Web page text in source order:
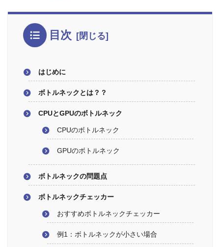
目次
はじめに
ボトルネックとは？？
CPUとGPUのボトルネック
CPUのボトルネック
GPUのボトルネック
ボトルネックの問題点
ボトルネックチェッカー
おすすめボトルネックチェッカー
例1：ボトルネックが小さい場合